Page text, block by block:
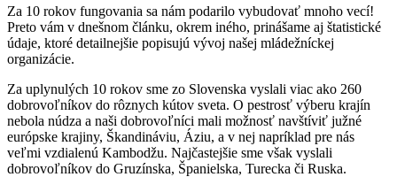
Za 10 rokov fungovania sa nám podarilo vybudovať mnoho vecí!
Preto vám v dnešnom článku, okrem iného, prinášame aj štatistické
údaje, ktoré detailnejšie popisujú vývoj našej mládežníckej
organizácie.
Za uplynulých 10 rokov sme zo Slovenska vyslali viac ako 260
dobrovoľníkov do rôznych kútov sveta. O pestrosť výberu krajín
nebola núdza a naši dobrovoľníci mali možnosť navštíviť južné
európske krajiny, Škandináviu, Áziu, a v nej napríklad pre nás
veľmi vzdialenú Kambodžu. Najčastejšie sme však vyslali
dobrovoľníkov do Gruzínska, Španielska, Turecka či Ruska.